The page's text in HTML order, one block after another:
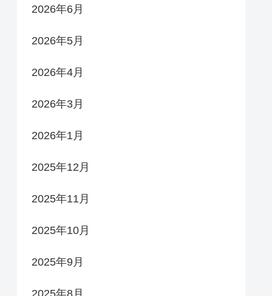
2026年6月
2026年5月
2026年4月
2026年3月
2026年1月
2025年12月
2025年11月
2025年10月
2025年9月
2025年8月